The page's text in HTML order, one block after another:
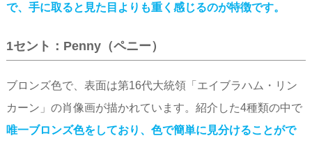
で、手に取ると見た目よりも重く感じるのが特徴です。
1セント：Penny（ペニー）
ブロンズ色で、表面は第16代大統領「エイブラハム・リン
カーン」の肖像画が描かれています。紹介した4種類の中で
唯一ブロンズ色をしており、色で簡単に見分けることがで